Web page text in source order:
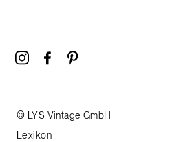
© LYS Vintage GmbH
Lexikon